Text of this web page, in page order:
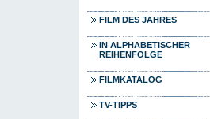
FILM DES JAHRES
IN ALPHABETISCHER
REIHENFOLGE
FILMKATALOG
TV-TIPPS